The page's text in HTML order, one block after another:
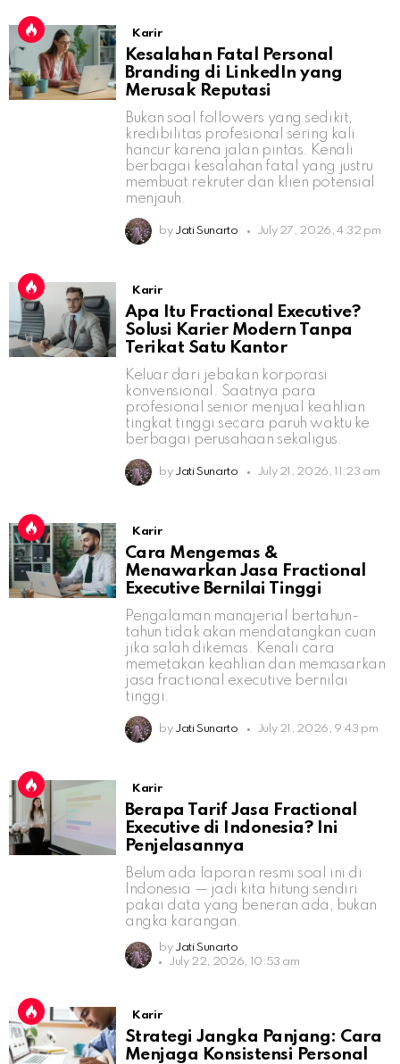
Karir
Kesalahan Fatal Personal
Branding di LinkedIn yang
Merusak Reputasi
Bukan soal followers yang sedikit,
kredibilitas profesional sering kali
hancur karena jalan pintas. Kenali
berbagai kesalahan fatal yang justru
membuat rekruter dan klien potensial
menjauh.
by Jati Sunarto July 27, 2026, 4:32 pm
Karir
Apa Itu Fractional Executive?
Solusi Karier Modern Tanpa
Terikat Satu Kantor
Keluar dari jebakan korporasi
konvensional. Saatnya para
profesional senior menjual keahlian
tingkat tinggi secara paruh waktu ke
berbagai perusahaan sekaligus.
by Jati Sunarto July 21, 2026, 11:23 am
Karir
Cara Mengemas &
Menawarkan Jasa Fractional
Executive Bernilai Tinggi
Pengalaman manajerial bertahun-
tahun tidak akan mendatangkan cuan
jika salah dikemas. Kenali cara
memetakan keahlian dan memasarkan
jasa fractional executive bernilai
tinggi.
by Jati Sunarto July 21, 2026, 9:43 pm
Karir
Berapa Tarif Jasa Fractional
Executive di Indonesia? Ini
Penjelasannya
Belum ada laporan resmi soal ini di
Indonesia — jadi kita hitung sendiri
pakai data yang beneran ada, bukan
angka karangan.
by Jati Sunarto
July 22, 2026, 10:53 am
Karir
Strategi Jangka Panjang: Cara
Menjaga Konsistensi Personal